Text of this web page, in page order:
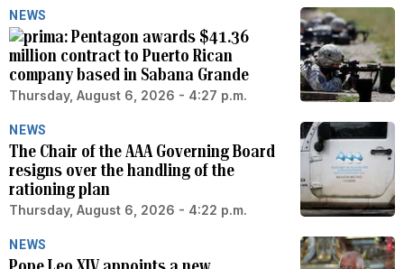
NEWS
Pentagon awards $41.36
million contract to Puerto Rican
company based in Sabana Grande
Thursday, August 6, 2026 - 4:27 p.m.
NEWS
The Chair of the AAA Governing Board
resigns over the handling of the
rationing plan
Thursday, August 6, 2026 - 4:22 p.m.
NEWS